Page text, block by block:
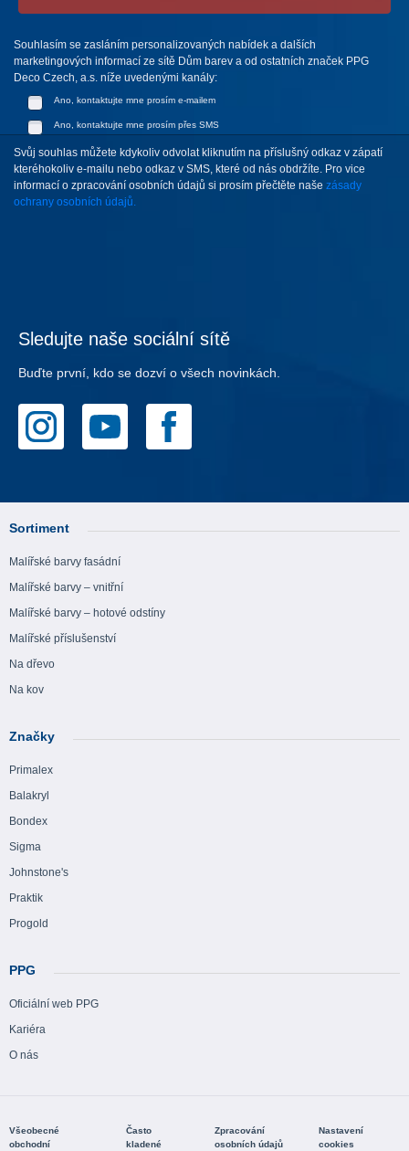
Souhlasím se zasláním personalizovaných nabídek a dalších
marketingových informací ze sítě Dům barev a od ostatních značek PPG
Deco Czech, a.s. níže uvedenými kanály:
Ano, kontaktujte mne prosím e-mailem
Ano, kontaktujte mne prosím přes SMS
Svůj souhlas můžete kdykoliv odvolat kliknutím na příslušný odkaz v zápatí
kteréhokoliv e-mailu nebo odkaz v SMS, které od nás obdržíte. Pro vice
informací o zpracování osobních údajů si prosím přečtěte naše zásady
ochrany osobních údajů.
Sledujte naše sociální sítě
Buďte první, kdo se dozví o všech novinkách.
Sortiment
Malířské barvy fasádní
Malířské barvy – vnitřní
Malířské barvy – hotové odstíny
Malířské příslušenství
Na dřevo
Na kov
Značky
Primalex
Balakryl
Bondex
Sigma
Johnstone's
Praktik
Progold
PPG
Oficiální web PPG
Kariéra
O nás
Všeobecné
obchodní
Často
kladené
Zpracování
osobních údajů
Nastavení
cookies